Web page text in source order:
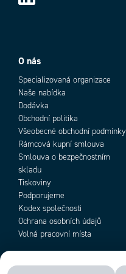
Velikost displeje
O nás
Specializovaná organizace
Naše nabídka
Dodávka
Obchodní politika
Všeobecné obchodní podmínky
Rámcová kupní smlouva
Smlouva o bezpečnostním
skladu
Tiskoviny
Podporujeme
Kodex společnosti
Ochrana osobních údajů
Volná pracovní místa